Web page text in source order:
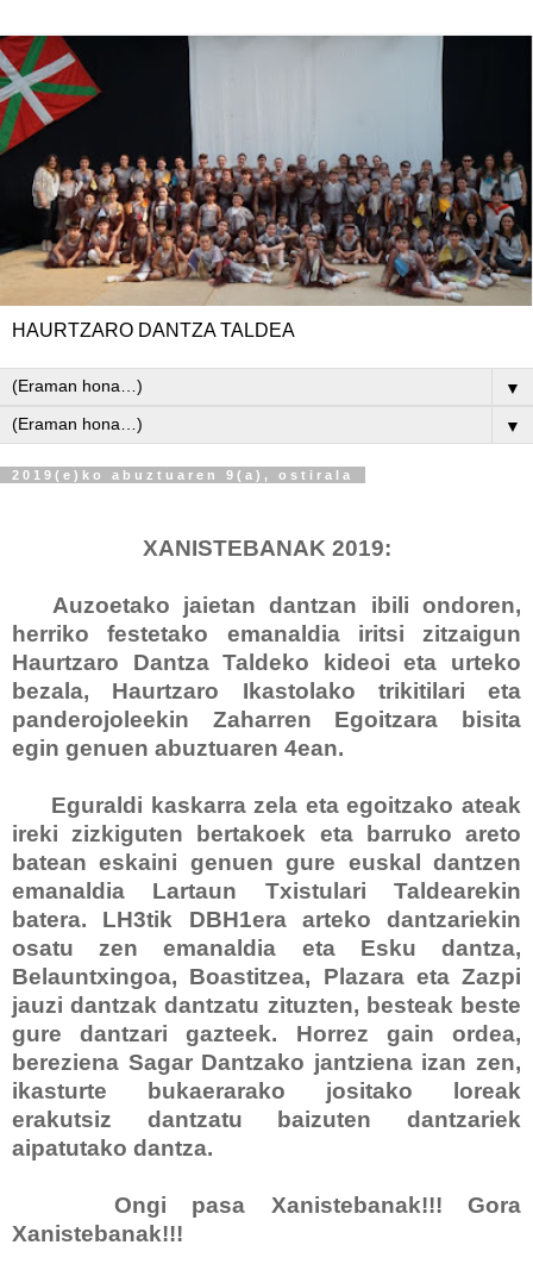
HAURTZARO DANTZA TALDEA
▼
▼
2019(e)ko abuztuaren 9(a), ostirala
XANISTEBANAK 2019:
Auzoetako jaietan dantzan ibili ondoren,
herriko festetako emanaldia iritsi zitzaigun
Haurtzaro Dantza Taldeko kideoi eta urteko
bezala, Haurtzaro Ikastolako trikitilari eta
panderojoleekin Zaharren Egoitzara bisita
egin genuen abuztuaren 4ean.
Eguraldi kaskarra zela eta egoitzako ateak
ireki zizkiguten bertakoek eta barruko areto
batean eskaini genuen gure euskal dantzen
emanaldia Lartaun Txistulari Taldearekin
batera. LH3tik DBH1era arteko dantzariekin
osatu zen emanaldia eta Esku dantza,
Belauntxingoa, Boastitzea, Plazara eta Zazpi
jauzi dantzak dantzatu zituzten, besteak beste
gure dantzari gazteek. Horrez gain ordea,
bereziena Sagar Dantzako jantziena izan zen,
ikasturte bukaerarako jositako loreak
erakutsiz dantzatu baizuten dantzariek
aipatutako dantza.
Ongi pasa Xanistebanak!!! Gora
Xanistebanak!!!